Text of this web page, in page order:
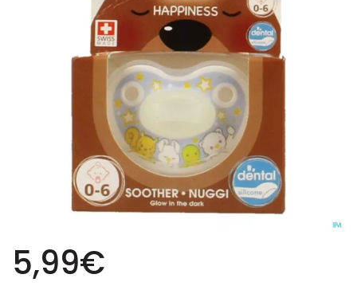
5,99€